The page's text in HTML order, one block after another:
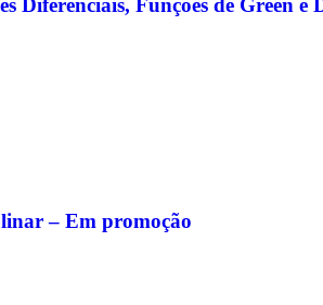
Diferenciais, Funções de Green e
– Em promoção